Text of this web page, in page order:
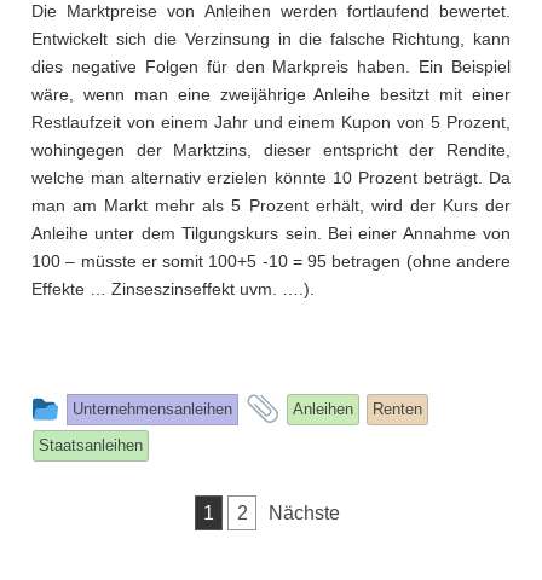
Die Marktpreise von Anleihen werden fortlaufend bewertet.
Entwickelt sich die Verzinsung in die falsche Richtung, kann
dies negative Folgen für den Markpreis haben. Ein Beispiel
wäre, wenn man eine zweijährige Anleihe besitzt mit einer
Restlaufzeit von einem Jahr und einem Kupon von 5 Prozent,
wohingegen der Marktzins, dieser entspricht der Rendite,
welche man alternativ erzielen könnte 10 Prozent beträgt. Da
man am Markt mehr als 5 Prozent erhält, wird der Kurs der
Anleihe unter dem Tilgungskurs sein. Bei einer Annahme von
100 – müsste er somit 100+5 -10 = 95 betragen (ohne andere
Effekte … Zinseszinseffekt uvm. ….).
This
entry
was
Unternehmensanleihen
and
Anleihen
Renten
Staatsanleihen
Seitennummerierung
1 2 Nächste